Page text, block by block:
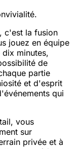
c'est la fusion
jouez en équipe
minutes,
de
partie
et d'esprit
qui
vous
sur
privée et à